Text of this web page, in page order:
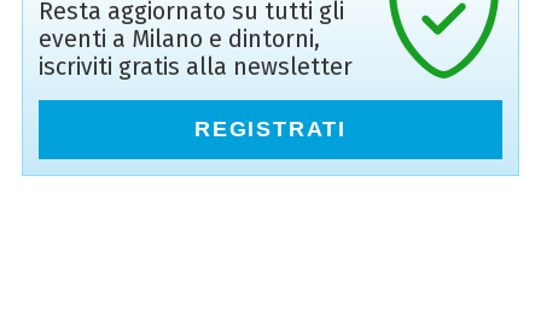
Resta aggiornato su tutti gli
eventi a Milano e dintorni,
iscriviti gratis alla newsletter
REGISTRATI